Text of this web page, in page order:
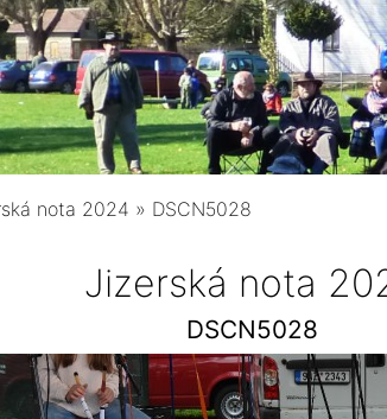
nota 2024 » DSCN5028
Jizerská nota
DSCN5028